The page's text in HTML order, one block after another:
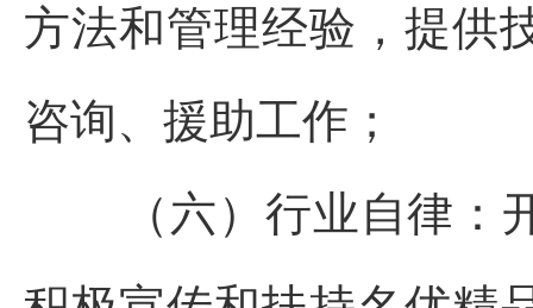
方法和管理经验，提供
咨询、援助工作；
（六）行业自律